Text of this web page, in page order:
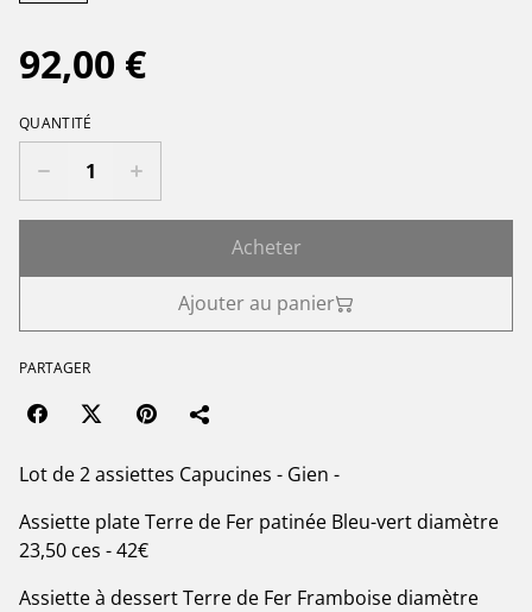
92,00 €
QUANTITÉ
Acheter
Ajouter au panier
PARTAGER
Lot de 2 assiettes Capucines - Gien -
Assiette plate Terre de Fer patinée Bleu-vert diamètre
23,50 ces - 42€
Assiette à dessert Terre de Fer Framboise diamètre